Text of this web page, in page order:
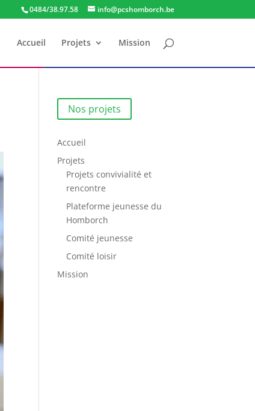
0484/38.97.58 info@pcshomborch.be
Accueil Projets Mission
Nos projets
Accueil
Projets
Projets convivialité et
rencontre
Plateforme jeunesse du
Homborch
Comité jeunesse
Comité loisir
Mission